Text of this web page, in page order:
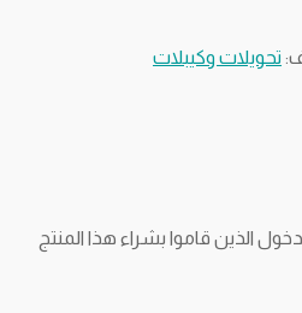
تحويلات وكيبلات
الذين قاموا بشراء هذا المنتج